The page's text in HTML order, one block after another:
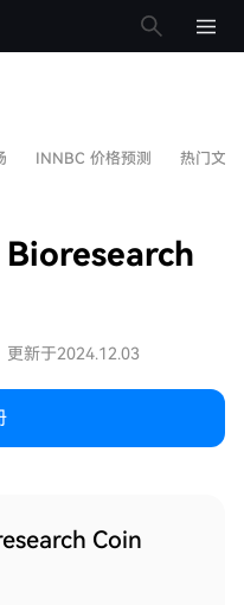
INNBC 价格预测 热门文章
更新于2024.12.03
Coin